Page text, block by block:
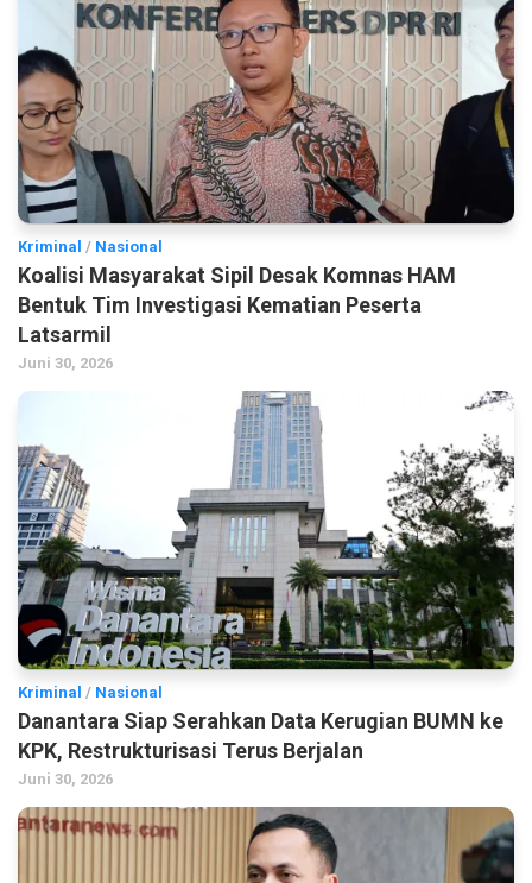
Kriminal / Nasional
Koalisi Masyarakat Sipil Desak Komnas HAM
Bentuk Tim Investigasi Kematian Peserta
Latsarmil
Juni 30, 2026
Kriminal / Nasional
Danantara Siap Serahkan Data Kerugian BUMN ke
KPK, Restrukturisasi Terus Berjalan
Juni 30, 2026